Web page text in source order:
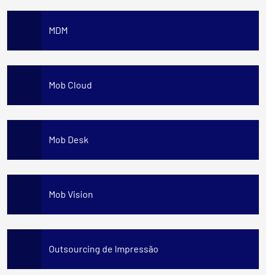
MDM
Mob Cloud
Mob Desk
Mob Vision
Outsourcing de Impressão